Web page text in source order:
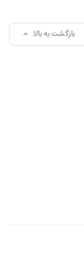
بازگشت به بالا